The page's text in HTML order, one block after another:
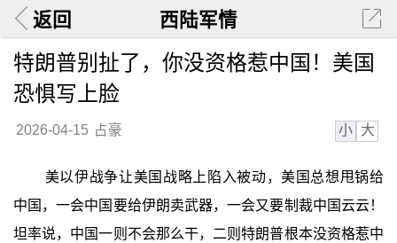
返回 西陆军情
特朗普别扯了，你没资格惹中国！美国
恐惧写上脸
2026-04-15 占豪 小 大
美以伊战争让美国战略上陷入被动，美国总想甩锅给
中国，一会中国要给伊朗卖武器，一会又要制裁中国云云！
坦率说，中国一则不会那么干，二则特朗普根本没资格惹中